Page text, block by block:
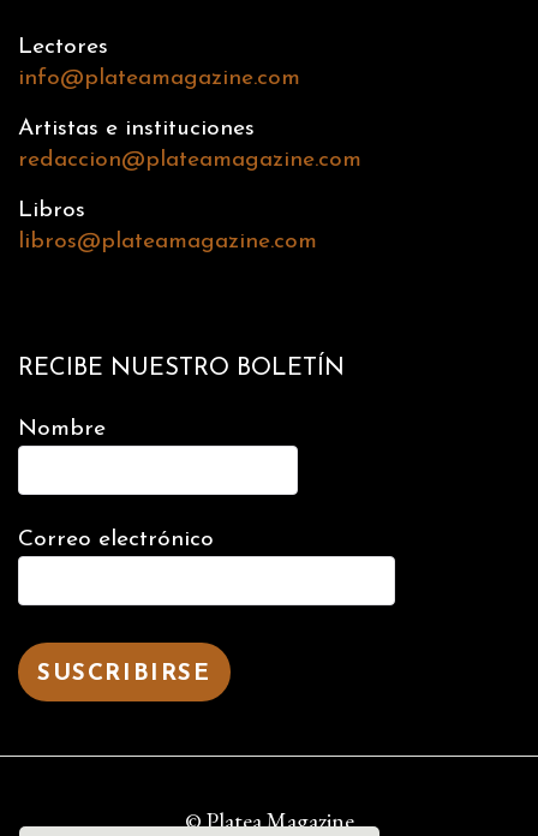
Lectores
info@plateamagazine.com
Artistas e instituciones
redaccion@plateamagazine.com
Libros
libros@plateamagazine.com
RECIBE NUESTRO BOLETÍN
Nombre
Correo electrónico
© Platea Magazine